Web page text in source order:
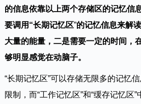
的信息依靠以上两个存储区的记忆信
要调用“长期记忆区”的记忆信息来解
大量的能量，二是需要一定的时间，
够明显感觉在动脑子。
“长期记忆区”可以存储无限多的记忆
限制，而“工作记忆区”和“缓存记忆区